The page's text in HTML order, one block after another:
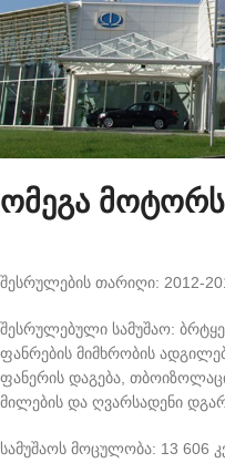
ომეგა
შესრულების თარიღი: 2012-
შესრულებული სამუშაო:
ფანრების მიმხრობის
ფანერის დაგება,
მილების და ღვარსადენი
სამუშაოს მოცულობა: 13 606